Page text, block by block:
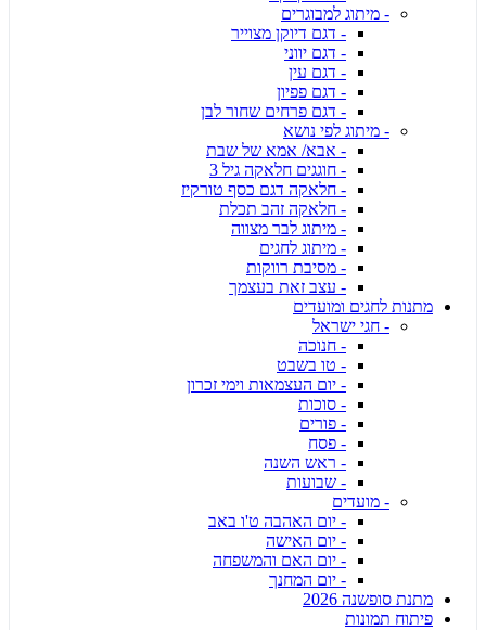
- מיתוג למבוגרים
- דגם דיוקן מצוייר
- דגם יווני
- דגם עין
- דגם פפיון
- דגם פרחים שחור לבן
- מיתוג לפי נושא
- אבא/ אמא של שבת
- חוגגים חלאקה גיל 3
- חלאקה דגם כסף טורקיז
- חלאקה זהב תכלת
- מיתוג לבר מצווה
- מיתוג לחגים
- מסיבת רווקות
- עצב זאת בעצמך
מתנות לחגים ומועדים
- חגי ישראל
- חנוכה
- טו בשבט
- יום העצמאות וימי זכרון
- סוכות
- פורים
- פסח
- ראש השנה
- שבועות
- מועדים
- יום האהבה ט'ו באב
- יום האישה
- יום האם והמשפחה
- יום המחנך
מתנת סופשנה 2026
פיתוח תמונות